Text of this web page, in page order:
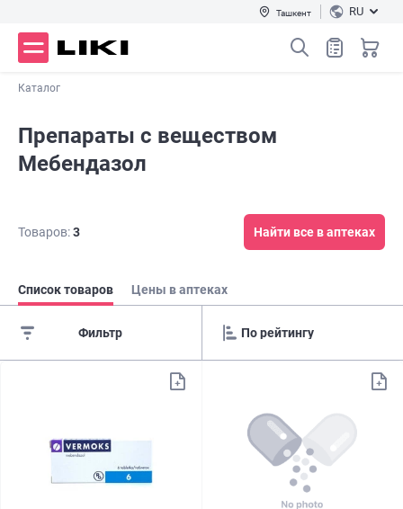
Ташкент RU
Каталог
Препараты с веществом
Мебендазол
Товаров:3 Найти все в аптеках
Список товаров Цены в аптеках
Фильтр